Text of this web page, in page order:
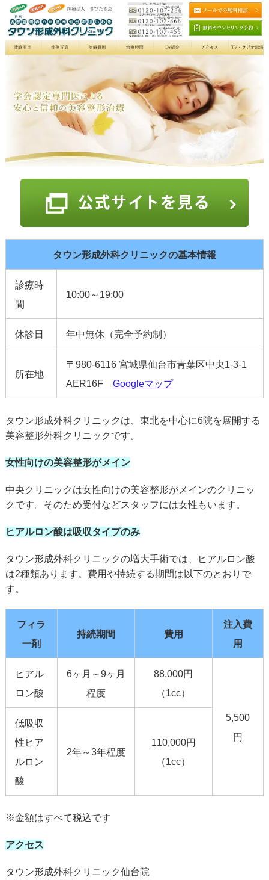
タウン形成外科クリニックの基本情報
診療時
間
10:00～19:00
休診日 年中無休（完全予約制）
所在地
〒980-6116 宮城県仙台市青葉区中央1-3-1
AER16F Googleマップ
タウン形成外科クリニックは、東北を中心に6院を展開する
美容整形外科クリニックです。
女性向けの美容整形がメイン
中央クリニックは女性向けの美容整形がメインのクリニッ
クです。そのため受付などスタッフには女性もいます。
ヒアルロン酸は吸収タイプのみ
タウン形成外科クリニックの増大手術では、ヒアルロン酸
は2種類あります。費用や持続する期間は以下のとおりで
す。
フィラ
ー剤
持続期間 費用
注入費
用
ヒアル
ロン酸
6ヶ月～9ヶ月
程度
88,000円
（1cc）
5,500
円
低吸収
性ヒア
ルロン
酸
2年～3年程度
110,000円
（1cc）
※金額はすべて税込です
アクセス
タウン形成外科クリニック仙台院